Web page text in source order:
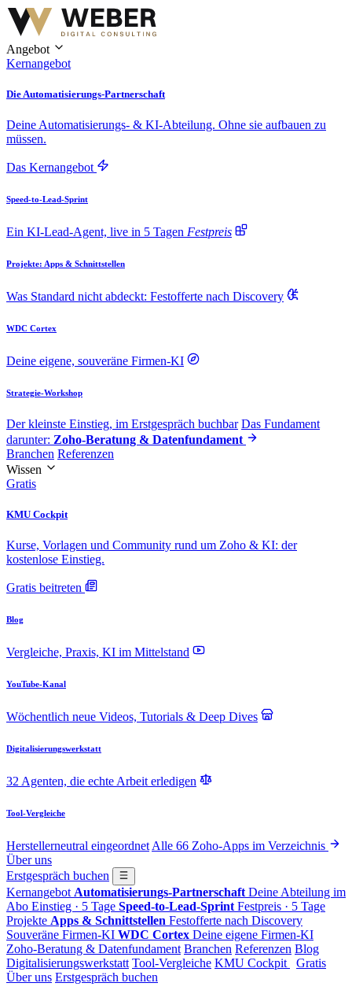
Angebot
Kernangebot
Die Automatisierungs-Partnerschaft
Deine Automatisierungs- & KI-Abteilung. Ohne sie aufbauen zu
müssen.
Das Kernangebot
Speed-to-Lead-Sprint
Ein KI-Lead-Agent, live in 5 Tagen Festpreis
Projekte: Apps & Schnittstellen
Was Standard nicht abdeckt: Festofferte nach Discovery
WDC Cortex
Deine eigene, souveräne Firmen-KI
Strategie-Workshop
Der kleinste Einstieg, im Erstgespräch buchbar Das Fundament
darunter: Zoho-Beratung & Datenfundament
Branchen Referenzen
Wissen
Gratis
KMU Cockpit
Kurse, Vorlagen und Community rund um Zoho & KI: der
kostenlose Einstieg.
Gratis beitreten
Blog
Vergleiche, Praxis, KI im Mittelstand
YouTube-Kanal
Wöchentlich neue Videos, Tutorials & Deep Dives
Digitalisierungswerkstatt
32 Agenten, die echte Arbeit erledigen
Tool-Vergleiche
Herstellerneutral eingeordnet Alle 66 Zoho-Apps im Verzeichnis
Über uns
Erstgespräch buchen
Kernangebot Automatisierungs-Partnerschaft Deine Abteilung im
Abo Einstieg · 5 Tage Speed-to-Lead-Sprint Festpreis · 5 Tage
Projekte Apps & Schnittstellen Festofferte nach Discovery
Souveräne Firmen-KI WDC Cortex Deine eigene Firmen-KI
Zoho-Beratung & Datenfundament Branchen Referenzen Blog
Digitalisierungswerkstatt Tool-Vergleiche KMU Cockpit
Gratis
Über uns Erstgespräch buchen